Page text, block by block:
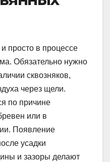
просто в процессе
Обязательно нужно
сквозняков,
через щели.
по причине
или в
Появление
усадки
и зазоры делают